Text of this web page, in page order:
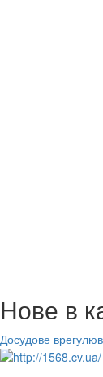
Нове в
Досудове